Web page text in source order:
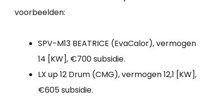
voorbeelden:
SPV-M13 BEATRICE (EvaCalor), vermogen
14 [KW], €700 subsidie.
LX up 12 Drum (CMG), vermogen 12,1 [KW],
€605 subsidie.